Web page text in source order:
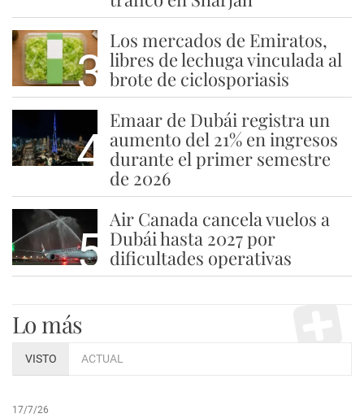
3
Los mercados de Emiratos,
libres de lechuga vinculada al
brote de ciclosporiasis
4
Emaar de Dubái registra un
aumento del 21% en ingresos
durante el primer semestre
de 2026
5
Air Canada cancela vuelos a
Dubái hasta 2027 por
dificultades operativas
Lo más
VISTO ACTUAL
17/7/26